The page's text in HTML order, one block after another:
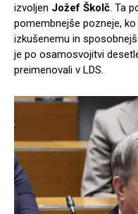
izvoljen Jožef Školč. Ta
pomembnejše pozneje,
izkušenemu in
je po osamosvojitvi
preimenovali v LDS.